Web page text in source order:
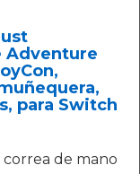
Adventure
para Switch
correa de mano